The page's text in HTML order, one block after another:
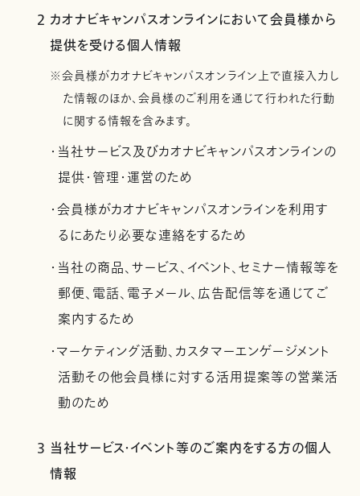
2 カオナビキャンパスオンラインにおいて会員様から
提供を受ける個人情報
※会員様がカオナビキャンパスオンライン上で直接入力し
た情報のほか、会員様のご利用を通じて行われた行動
に関する情報を含みます。
・当社サービス及びカオナビキャンパスオンラインの
提供・管理・運営のため
・会員様がカオナビキャンパスオンラインを利用す
るにあたり必要な連絡をするため
・当社の商品、サービス、イベント、セミナー情報等を
郵便、電話、電子メール、広告配信等を通じてご
案内するため
・マーケティング活動、カスタマーエンゲージメント
活動その他会員様に対する活用提案等の営業活
動のため
3 当社サービス・イベント等のご案内をする方の個人
情報